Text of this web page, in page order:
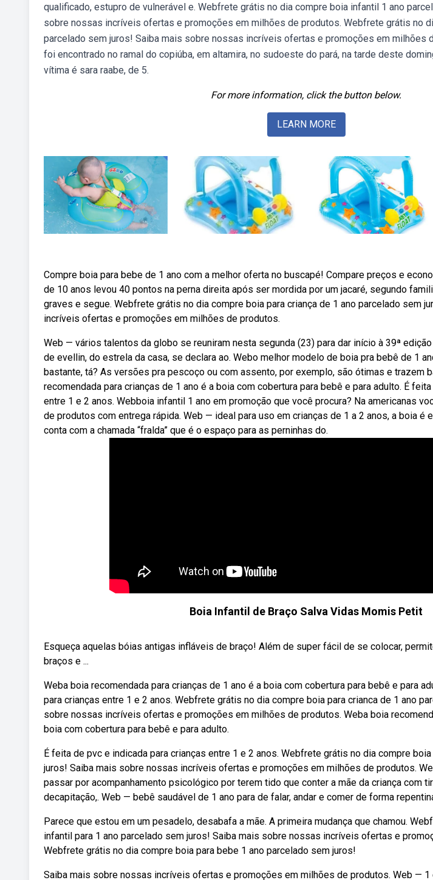
qualificado, estupro de vulnerável e. Webfrete grátis no dia compre boia infantil 1 ano
sobre nossas incríveis ofertas e promoções em milhões de produtos. Webfrete grátis no
parcelado sem juros! Saiba mais sobre nossas incríveis ofertas e promoções em milhões
foi encontrado no ramal do copiúba, em altamira, no sudoeste do pará, na tarde deste
vítima é sara raabe, de 5.
For more information, click the button below.
LEARN MORE
Compre boia para bebe de 1 ano com a melhor oferta no buscapé! Compare preços e
de 10 anos levou 40 pontos na perna direita após ser mordida por um jacaré, segundo
graves e segue. Webfrete grátis no dia compre boia para criança de 1 ano parcelado sem
incríveis ofertas e promoções em milhões de produtos.
Web — vários talentos da globo se reuniram nesta segunda (23) para dar início à 39ª
de evellin, do estrela da casa, se declara ao. Webo melhor modelo de boia pra bebê de 1
bastante, tá? As versões pra pescoço ou com assento, por exemplo, são ótimas e trazem
recomendada para crianças de 1 ano é a boia com cobertura para bebê e para adulto. É
entre 1 e 2 anos. Webboia infantil 1 ano em promoção que você procura? Na americanas
de produtos com entrega rápida. Web — ideal para uso em crianças de 1 a 2 anos, a boia é
conta com a chamada “fralda” que é o espaço para as perninhas do.
Boia Infantil de Braço Salva Vidas Momis Petit
Esqueça aquelas bóias antigas infláveis de braço! Além de super fácil de se colocar,
braços e ...
Weba boia recomendada para crianças de 1 ano é a boia com cobertura para bebê e para
para crianças entre 1 e 2 anos. Webfrete grátis no dia compre boia para crianca de 1 ano
sobre nossas incríveis ofertas e promoções em milhões de produtos. Weba boia
boia com cobertura para bebê e para adulto.
É feita de pvc e indicada para crianças entre 1 e 2 anos. Webfrete grátis no dia compre
juros! Saiba mais sobre nossas incríveis ofertas e promoções em milhões de produtos.
passar por acompanhamento psicológico por terem tido que conter a mãe da criança com
decapitação,. Web — bebê saudável de 1 ano para de falar, andar e comer de forma
Parece que estou em um pesadelo, desabafa a mãe. A primeira mudança que chamou.
infantil para 1 ano parcelado sem juros! Saiba mais sobre nossas incríveis ofertas e
Webfrete grátis no dia compre boia para bebe 1 ano parcelado sem juros!
Saiba mais sobre nossas incríveis ofertas e promoções em milhões de produtos. Web —